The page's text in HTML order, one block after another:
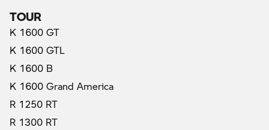
TOUR
K 1600 GT
K 1600 GTL
K 1600 B
K 1600 Grand America
R 1250 RT
R 1300 RT